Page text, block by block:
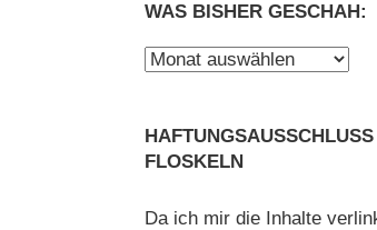
WAS BISHER GESCHAH:
Was
FLOSKELN
Da ich mir die Inhalte